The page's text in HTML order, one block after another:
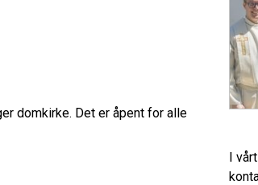
domkirke. Det er åpent for alle
I